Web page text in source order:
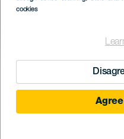
cookies
KORÁBBI ESEMÉNY